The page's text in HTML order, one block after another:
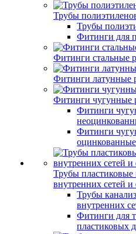
Трубы
Трубы
Фитинги для
Фитинги стальные
Фитинги латунные
Фитинги чугунные
Фитинги
Фитинги
оцинкованные
Трубы пластиковые
внутренних сетей
Трубы
внутренних
Фитинги для
пластиковых